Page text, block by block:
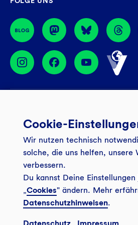
44774 Bochum
BIC: GENODEM1GLS
Banking App
Service
Onlinebanking Login
Sicheres Banking
FAQ
Kontakt
Unsere Angebote
Girokonto
Mitgliederkonto
Tagesgeldkonto
Wo wirkt die GLS?
Weitersagen
Veranstaltungen
Kundenmagazin Bankspiegel
Sozial-ökologisch seit
Cookie-
Wir nutzen technisch
solche, die uns helfen, unsere
verbessern.
Du kannst Deine
„Cookies" ändern. Mehr
Datenschutzhinweisen.
Datenschutz Impressum